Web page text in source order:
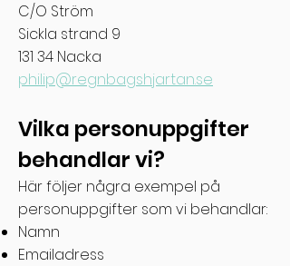
C/O Ström
Sickla strand 9
131 34 Nacka
philip@regnbagshjartan.se
Vilka personuppgifter
behandlar vi?
Här följer några exempel på
personuppgifter som vi behandlar:
Namn
Emailadress